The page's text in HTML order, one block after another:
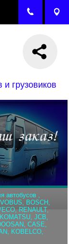
и грузовиков
автобусов ,
BOSCH,
RENAULT,
JCB,
CASE,
KOBELCO,